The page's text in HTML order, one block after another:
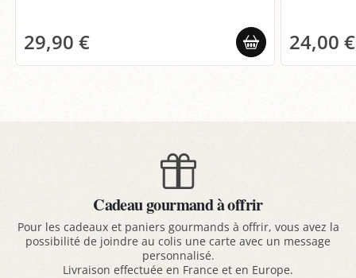
29,90 € 24,00 €
Cadeau gourmand à offrir
Pour les cadeaux et paniers gourmands à offrir, vous avez la
possibilité de joindre au colis une carte avec un message
personnalisé.
Livraison effectuée en France et en Europe.